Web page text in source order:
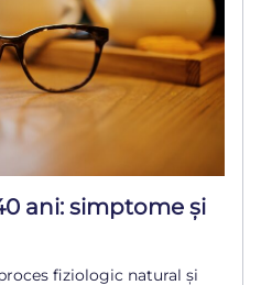
ani: simptome și
fiziologic natural și